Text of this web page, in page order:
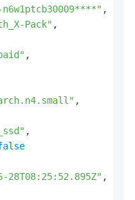
,
Pack" ,
,
,
,
28T08:25:52.895Z" ,